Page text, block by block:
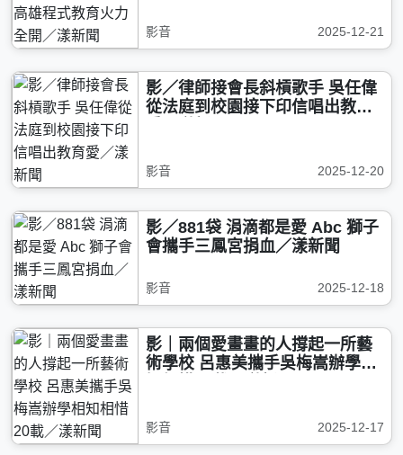
影音 2025-12-21
影／律師接會長斜槓歌手 吳任偉
從法庭到校園接下印信唱出教育
影音 2025-12-20
影／881袋 涓滴都是愛 Abc 獅子
會攜手三鳳宮捐血／漾新聞
影音 2025-12-18
影｜兩個愛畫畫的人撐起一所藝
術學校 呂惠美攜手吳梅嵩辦學相
影音 2025-12-17